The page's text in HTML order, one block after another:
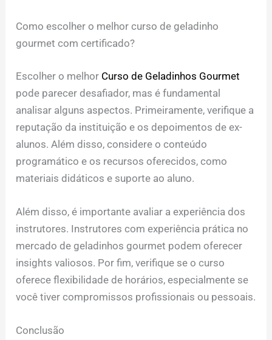
Como escolher o melhor curso de geladinho
gourmet com certificado?
Escolher o melhor Curso de Geladinhos Gourmet
pode parecer desafiador, mas é fundamental
analisar alguns aspectos. Primeiramente, verifique a
reputação da instituição e os depoimentos de ex-
alunos. Além disso, considere o conteúdo
programático e os recursos oferecidos, como
materiais didáticos e suporte ao aluno.
Além disso, é importante avaliar a experiência dos
instrutores. Instrutores com experiência prática no
mercado de geladinhos gourmet podem oferecer
insights valiosos. Por fim, verifique se o curso
oferece flexibilidade de horários, especialmente se
você tiver compromissos profissionais ou pessoais.
Conclusão